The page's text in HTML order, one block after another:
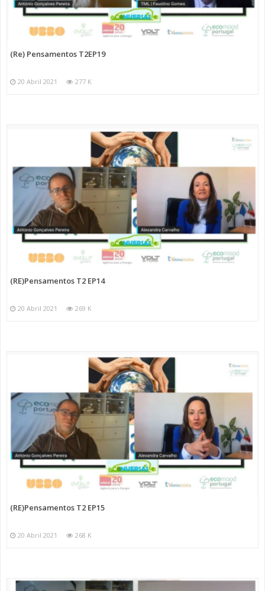
(Re) Pensamentos T2EP19
20 Abril 2021 277 K
(RE)Pensamentos T2 EP14
20 Abril 2021 269 K
(RE)Pensamentos T2 EP15
20 Abril 2021 268 K